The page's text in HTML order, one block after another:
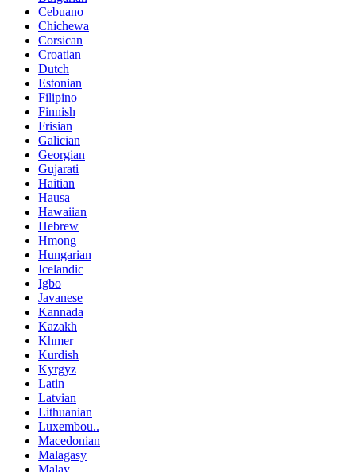
Cebuano
Chichewa
Corsican
Croatian
Dutch
Estonian
Filipino
Finnish
Frisian
Galician
Georgian
Gujarati
Haitian
Hausa
Hawaiian
Hebrew
Hmong
Hungarian
Icelandic
Igbo
Javanese
Kannada
Kazakh
Khmer
Kurdish
Kyrgyz
Latin
Latvian
Lithuanian
Luxembou..
Macedonian
Malagasy
Malay